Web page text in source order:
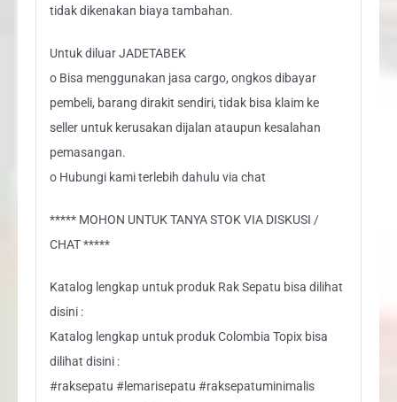
tidak dikenakan biaya tambahan.
Untuk diluar JADETABEK
o Bisa menggunakan jasa cargo, ongkos dibayar
pembeli, barang dirakit sendiri, tidak bisa klaim ke
seller untuk kerusakan dijalan ataupun kesalahan
pemasangan.
o Hubungi kami terlebih dahulu via chat
***** MOHON UNTUK TANYA STOK VIA DISKUSI /
CHAT *****
Katalog lengkap untuk produk Rak Sepatu bisa dilihat
disini :
Katalog lengkap untuk produk Colombia Topix bisa
dilihat disini :
#raksepatu #lemarisepatu #raksepatuminimalis